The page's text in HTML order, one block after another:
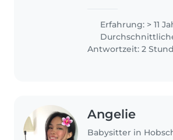
as Luxembourgish.
Kindergarten
Athens until I
Erfahrung: > 11
Antwortzeit: 2
Angelie
Babysitter in